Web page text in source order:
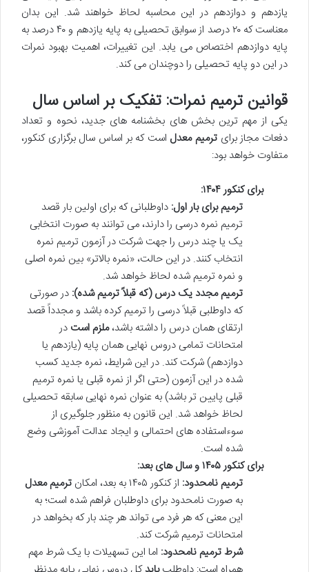
یازدهم و دوازدهم در این محاسبه لحاظ خواهند شد. این بدان
معناست که ۲۰ درصد از سوابق تحصیلی به پایه یازدهم و ۴۰ درصد به
پایه دوازدهم اختصاص می یابد. این تغییرات، اهمیت بهبود نمرات
در این دو پایه تحصیلی را دوچندان می کند.
قوانین ترمیم نمرات: تفکیک بر اساس سال
یکی از مهم ترین بخش های بخشنامه های جدید، نحوه و تعداد
دفعات مجاز برای ترمیم معدل است که بر اساس سال برگزاری کنکور،
متفاوت خواهد بود:
برای کنکور ۱۴۰۴:
ترمیم برای بار اول: داوطلبانی که برای اولین بار قصد
ترمیم نمره درسی را دارند، می توانند به صورت انتخابی
یک یا چند درس را جهت شرکت در آزمون ترمیم نمره
انتخاب کنند. در این حالت، «نمره بالاتر» بین نمره اصلی
و نمره ترمیم شده لحاظ خواهد شد.
ترمیم مجدد یک درس (که قبلاً ترمیم شده): در صورتی
که داوطلبی قبلاً درسی را ترمیم کرده باشد و مجدداً قصد
ارتقای همان درس را داشته باشد،ملزم است در
امتحانات تمامی دروس نهایی همان پایه (یازدهم یا
دوازدهم) شرکت کند. در این شرایط، نمره جدید کسب
شده در این آزمون (حتی اگر از نمره قبلی یا نمره ترمیم
قبلی پایین تر باشد) به عنوان نمره نهایی سابقه تحصیلی
لحاظ خواهد شد. این قانون به منظور جلوگیری از
سوءاستفاده های احتمالی و ایجاد عدالت آموزشی وضع
شده است.
برای کنکور ۱۴۰۵ و سال های بعد:
ترمیم نامحدود: از کنکور ۱۴۰۵ به بعد، امکان
ترمیم معدل
به صورت نامحدود برای داوطلبان فراهم شده است؛ به
این معنی که هر فرد می تواند هر چند بار که بخواهد در
امتحانات ترمیم شرکت کند.
شرط ترمیم نامحدود: اما این تسهیلات با یک شرط مهم